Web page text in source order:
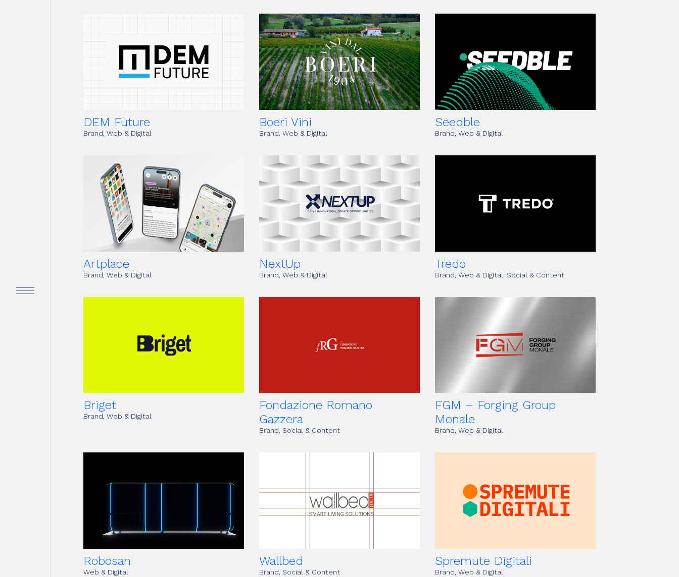
DEM Future
Brand, Web & Digital
Boeri Vini
Brand, Web & Digital
Seedble
Brand, Web & Digital
Artplace
Brand, Web & Digital
NextUp
Brand, Web & Digital
Tredo
Brand, Web & Digital, Social & Content
Briget
Brand, Web & Digital
Fondazione Romano
Gazzera
Brand, Social & Content
FGM – Forging Group
Monale
Brand, Web & Digital
Robosan
Web & Digital
Wallbed
Brand, Social & Content
Spremute Digitali
Brand, Web & Digital